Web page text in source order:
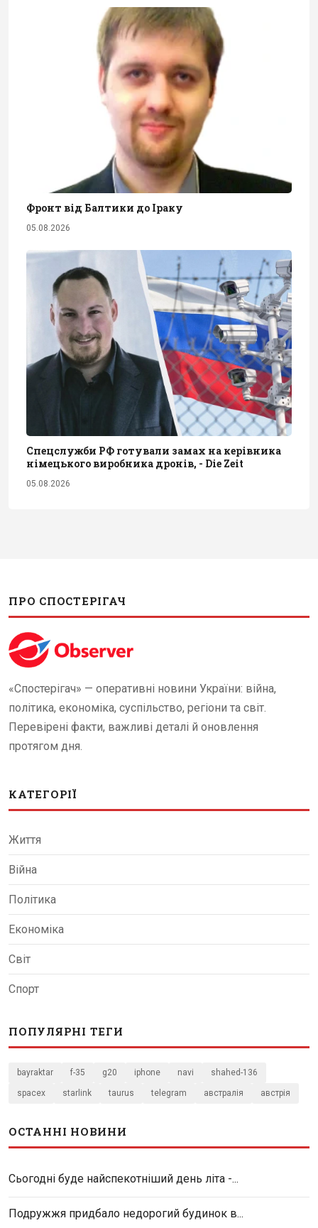
Фронт від Балтики до Іраку
05.08.2026
Спецслужби РФ готували замах на керівника
німецького виробника дронів, - Die Zeit
05.08.2026
ПРО СПОСТЕРІГАЧ
«Спостерігач» — оперативні новини України: війна,
політика, економіка, суспільство, регіони та світ.
Перевірені факти, важливі деталі й оновлення
протягом дня.
КАТЕГОРІЇ
Життя
Війна
Політика
Економіка
Світ
Спорт
ПОПУЛЯРНІ ТЕГИ
bayraktar f-35 g20 iphone navi shahed-136
spacex starlink taurus telegram австралія австрія
ОСТАННІ НОВИНИ
Сьогодні буде найспекотніший день літа -...
Подружжя придбало недорогий будинок в...